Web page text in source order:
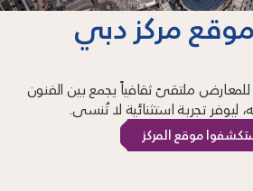
مركز دبي
ملتقىً ثقافياً يجمع بين الفنون
ليوفر تجربة استثنائية لا تُنسى.
موقع المركز